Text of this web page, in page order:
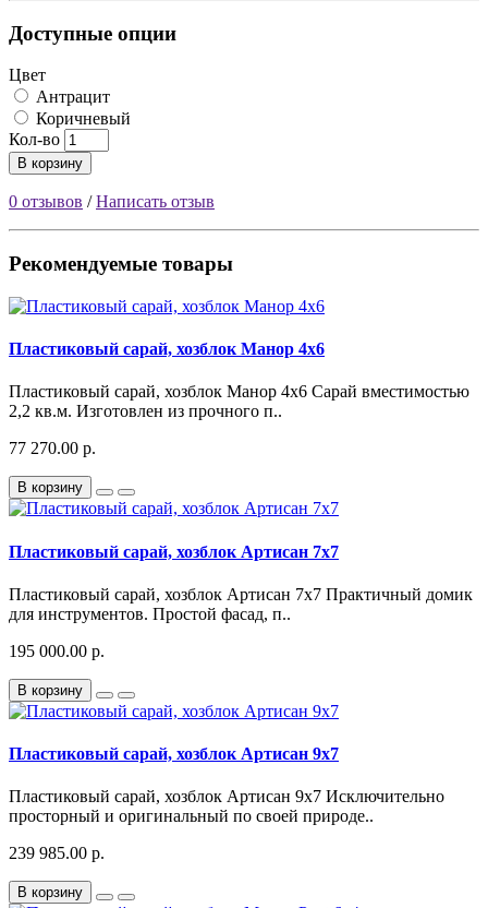
Доступные опции
Цвет
Антрацит
Коричневый
Кол-во
В корзину
0 отзывов /Написать отзыв
Рекомендуемые товары
Пластиковый сарай, хозблок Манор 4х6
Пластиковый сарай, хозблок Манор 4х6 Сарай вместимостью
2,2 кв.м. Изготовлен из прочного п..
77 270.00 р.
В корзину
Пластиковый сарай, хозблок Артисан 7x7
Пластиковый сарай, хозблок Артисан 7x7 Практичный домик
для инструментов. Простой фасад, п..
195 000.00 р.
В корзину
Пластиковый сарай, хозблок Артисан 9x7
Пластиковый сарай, хозблок Артисан 9x7 Исключительно
просторный и оригинальный по своей природе..
239 985.00 р.
В корзину